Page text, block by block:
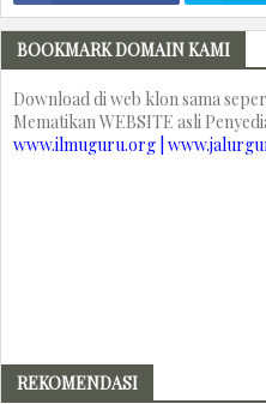
BOOKMARK DOMAIN KAMI
Download di web klon sama
Mematikan WEBSITE asli
www.ilmuguru.org |
REKOMENDASI